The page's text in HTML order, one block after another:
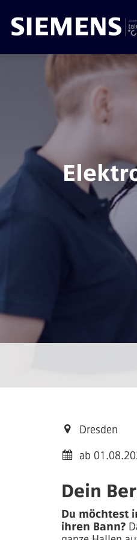
Dresden
ab
Dein
Du möchtest
ihren Bann?